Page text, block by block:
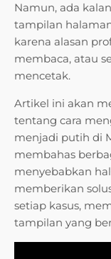
Namun, ada
tampilan
karena alasan
membaca, atau
mencetak.
Artikel ini akan
tentang cara
menjadi putih di
membahas
menyebabkan
memberikan
setiap kasus,
tampilan yang